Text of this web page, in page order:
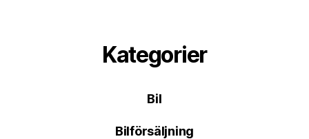
Kategorier
Bil
Bilförsäljning